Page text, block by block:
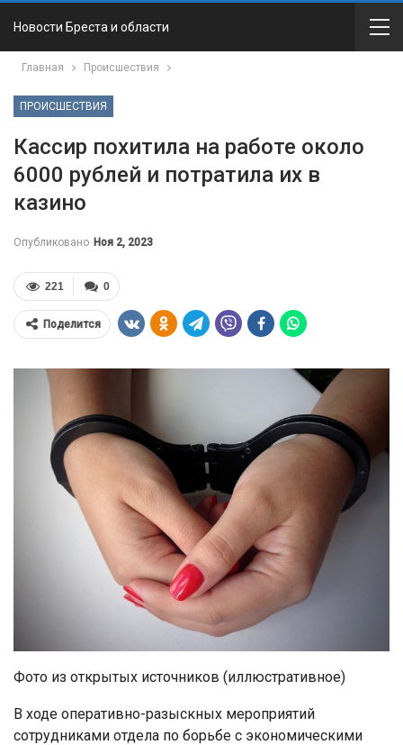
Новости Бреста и области
Главная Происшествия
ПРОИСШЕСТВИЯ
Кассир похитила на работе около
6000 рублей и потратила их в
казино
Опубликовано Ноя 2, 2023
0
221
Поделится
Фото из открытых источников (иллюстративное)
В ходе оперативно-разыскных мероприятий
сотрудниками отдела по борьбе с экономическими